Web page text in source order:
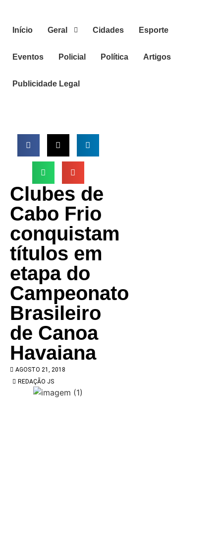
Início Geral Cidades Esporte
Eventos Policial Política Artigos
Publicidade Legal
Clubes de
Cabo Frio
conquistam
títulos em
etapa do
Campeonato
Brasileiro
de Canoa
Havaiana
AGOSTO 21, 2018
REDAÇÃO JS